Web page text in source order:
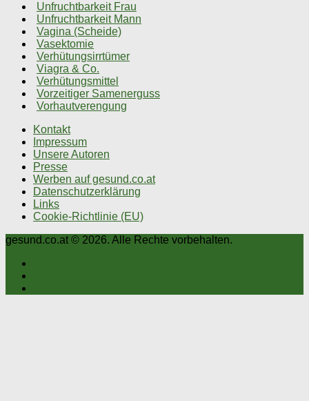
Unfruchtbarkeit Frau
Unfruchtbarkeit Mann
Vagina (Scheide)
Vasektomie
Verhütungsirrtümer
Viagra & Co.
Verhütungsmittel
Vorzeitiger Samenerguss
Vorhautverengung
Kontakt
Impressum
Unsere Autoren
Presse
Werben auf gesund.co.at
Datenschutzerklärung
Links
Cookie-Richtlinie (EU)
gesund.co.at © 2026. Alle Rechte vorbehalten.